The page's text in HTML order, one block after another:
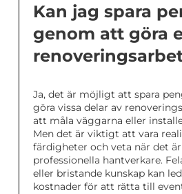
Kan jag spara
genom att göra
Ja, det är möjligt att spara
göra vissa delar av
att måla väggarna eller
Men det är viktigt att vara
färdigheter och veta när det
professionella hantverkare.
eller bristande kunskap kan
kostnader för att rätta till